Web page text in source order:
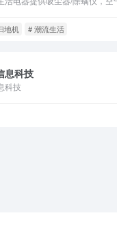
地机 # 潮流生活
息科技
科技